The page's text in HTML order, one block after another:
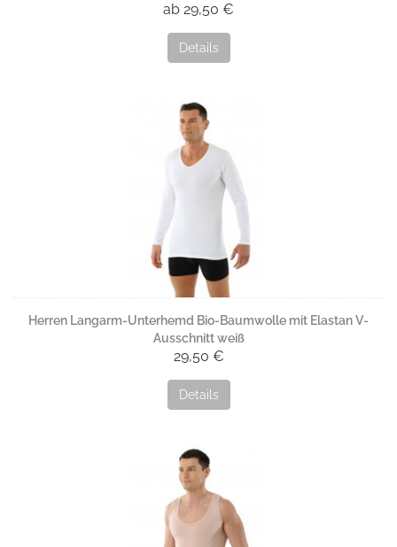
ab 29,50 €
Details
Herren Langarm-Unterhemd Bio-Baumwolle mit Elastan V-
Ausschnitt weiß
29,50 €
Details